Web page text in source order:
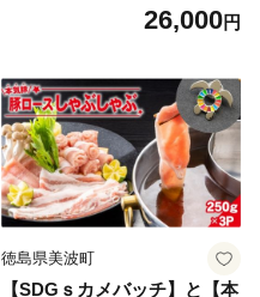
26,000円
徳島県美波町
【SDGｓカメバッチ】と【本